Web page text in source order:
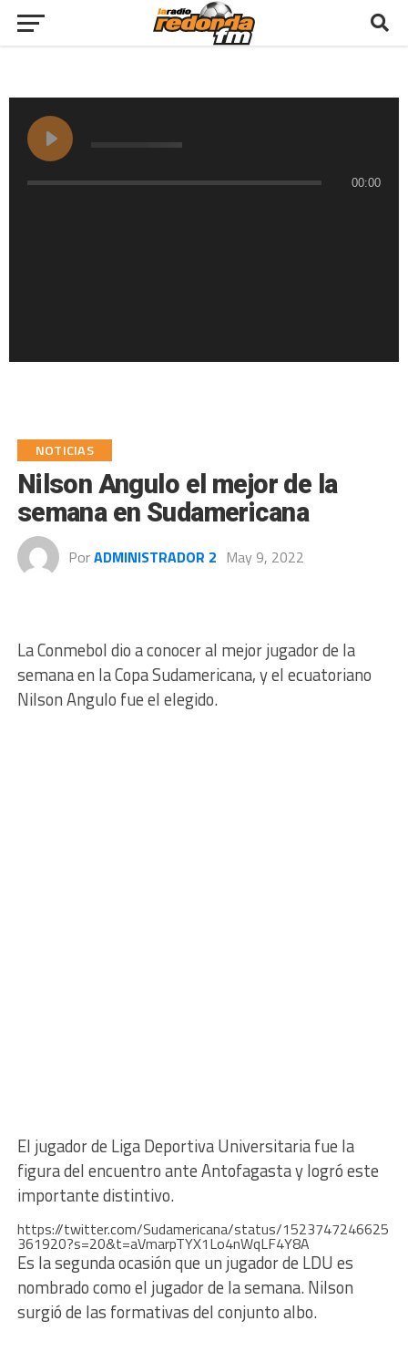
00:00
NOTICIAS
Nilson Angulo el mejor de la
semana en Sudamericana
PorADMINISTRADOR 2 May 9, 2022
La Conmebol dio a conocer al mejor jugador de la
semana en la Copa Sudamericana, y el ecuatoriano
Nilson Angulo fue el elegido.
El jugador de Liga Deportiva Universitaria fue la
figura del encuentro ante Antofagasta y logró este
importante distintivo.
https://twitter.com/Sudamericana/status/1523747246625
361920?s=20&t=aVmarpTYX1Lo4nWqLF4Y8A
Es la segunda ocasión que un jugador de LDU es
nombrado como el jugador de la semana. Nilson
surgió de las formativas del conjunto albo.